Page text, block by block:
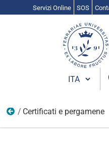
Servizi Online SOS
Cambia
Esami di stato
Certificati e pergamene